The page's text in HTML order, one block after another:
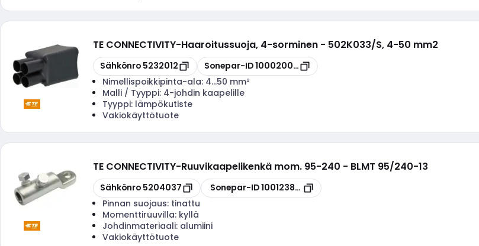
TE CONNECTIVITY-Haaroitussuoja, 4-sorminen - 502K033/S, 4-50 mm2
Kopioi
Sähkönro 5232012 Kopioi
Sonepar-ID100020036
Nimellispoikkipinta-ala: 4...50 mm²
Malli / Tyyppi: 4-johdin kaapelille
Tyyppi: lämpökutiste
Vakiokäyttötuote
TE CONNECTIVITY-Ruuvikaapelikenkä mom. 95-240 - BLMT 95/240-13
Kopioi
Sähkönro 5204037 Kopioi
Sonepar-ID100123889
Pinnan suojaus: tinattu
Momenttiruuvilla: kyllä
Johdinmateriaali: alumiini
Vakiokäyttötuote